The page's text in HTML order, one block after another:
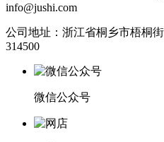
info@jushi.com
公司地址：浙江省桐乡市梧桐
314500
微信公众号